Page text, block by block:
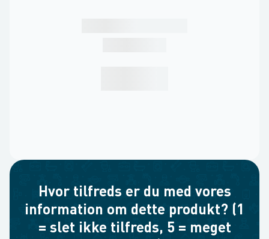
Hvor tilfreds er du med vores
information om dette produkt? (1
= slet ikke tilfreds, 5 = meget